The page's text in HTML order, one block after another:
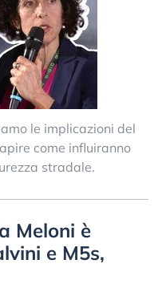
le implicazioni del
come influiranno
stradale.
Meloni è
e M5s,